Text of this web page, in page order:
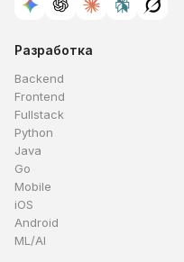
Разработка
Backend
Frontend
Fullstack
Python
Java
Go
Mobile
iOS
Android
ML/AI